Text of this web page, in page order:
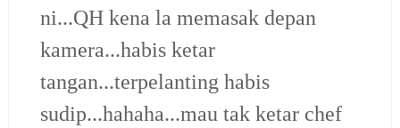
ni...QH kena la memasak depan
kamera...habis ketar
tangan...terpelanting habis
sudip...hahaha...mau tak ketar chef